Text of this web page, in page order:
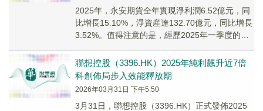
2025年，永安期貨全年實現淨利潤6.52億元，同
比增長15.10%，淨資産達132.70億元，同比增長
3.52%。值得注意的是，經歷2025年一季度的低
聯想控股（3396.HK）2025年純利飆升近7倍
科創佈局步入效能釋放期
2026年03月31日 下午5:50
3月31日，聯想控股（3396.HK）正式發佈2025